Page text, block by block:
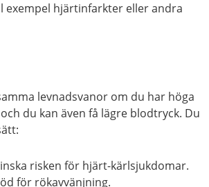
exempel hjärtinfarkter eller andra
levnadsvanor om du har höga
du kan även få lägre blodtryck. Du
risken för hjärt-kärlsjukdomar.
för rökavvänjning.